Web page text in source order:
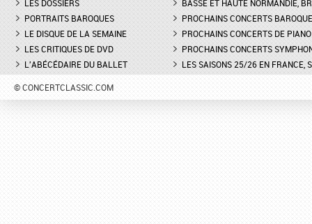
LES DOSSIERS
PORTRAITS BAROQUES
LE DISQUE DE LA SEMAINE
LES CRITIQUES DE DVD
L'ABÉCÉDAIRE DU BALLET
BASSE ET HAUTE NORMANDIE,
PROCHAINS CONCERTS
PROCHAINS CONCERTS DE PIANO
PROCHAINS CONCERTS
LES SAISONS 25/26 EN FRANCE,
© CONCERTCLASSIC.COM